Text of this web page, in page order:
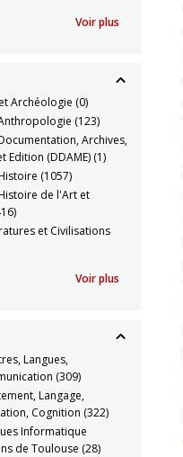
Voir plus
Archéologie (0)
(123)
Archives,
Edition (DDAME) (1)
(1057)
de l'Art et
et Civilisations
Voir plus
Langues,
(309)
Langage,
Cognition (322)
Informatique
de Toulouse (28)